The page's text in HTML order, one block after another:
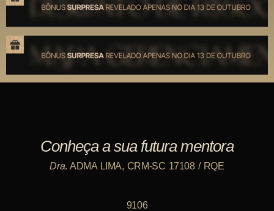
Conheça a sua futura mentora
Dra. ADMA LIMA, CRM-SC 17108 / RQE
9106